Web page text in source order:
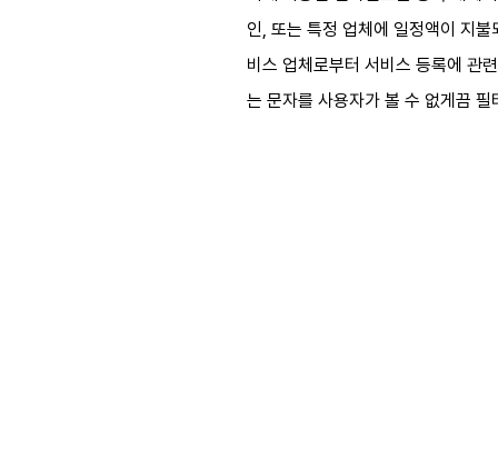
인, 또는 특정 업체에 일정액이 지
비스 업체로부터 서비스 등록에 관
는 문자를 사용자가 볼 수 없게끔